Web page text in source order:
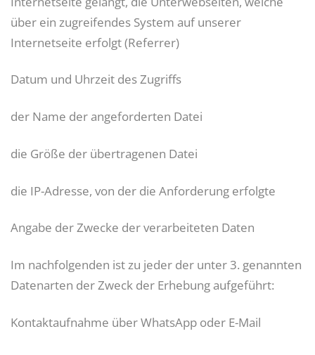
über ein zugreifendes System auf unserer
Internetseite erfolgt (Referrer)
Datum und Uhrzeit des Zugriffs
der Name der angeforderten Datei
die Größe der übertragenen Datei
die IP-Adresse, von der die Anforderung erfolgte
Angabe der Zwecke der verarbeiteten Daten
Im nachfolgenden ist zu jeder der unter 3. genannten
Datenarten der Zweck der Erhebung aufgeführt:
Kontaktaufnahme über WhatsApp oder E-Mail